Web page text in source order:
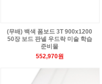
(무배) 백색 폼보드 3T 900x1200
50장 보드 판넬 우드락 미술 학습
준비물
552,970원